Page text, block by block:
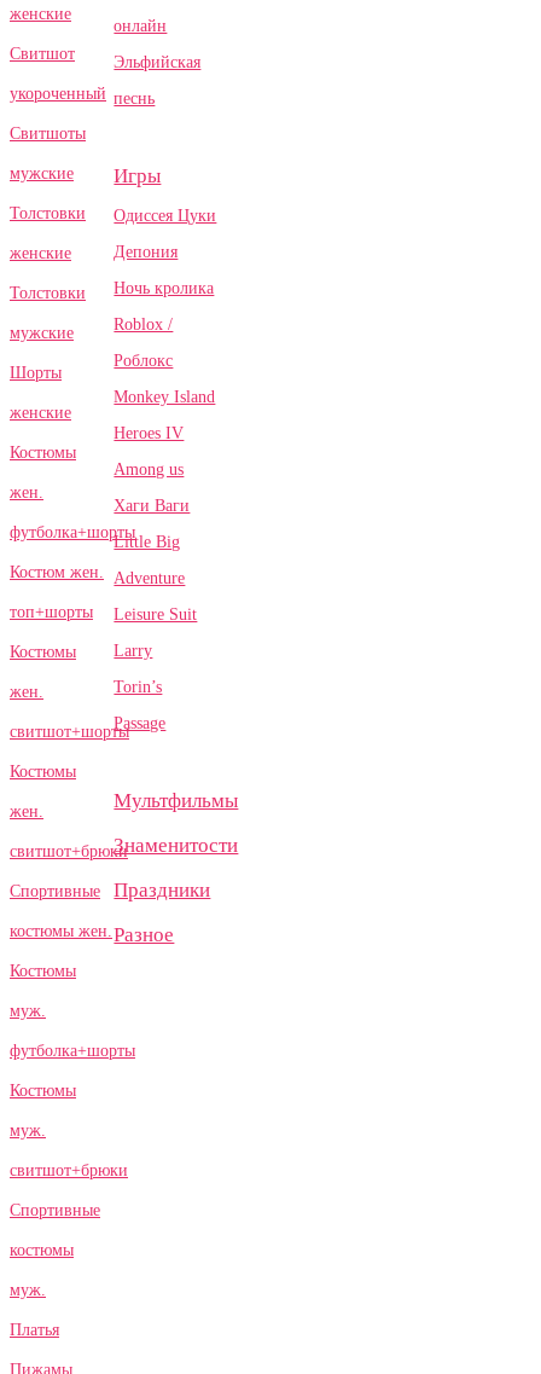
женские
Свитшот
укороченный
Свитшоты
мужские
Толстовки
женские
Толстовки
мужские
Шорты
женские
Костюмы
жен.
футболка+шорты
Костюм жен.
топ+шорты
Костюмы
жен.
свитшот+шорты
Костюмы
жен.
свитшот+брюки
Спортивные
костюмы жен.
Костюмы
муж.
футболка+шорты
Костюмы
муж.
свитшот+брюки
Спортивные
костюмы
муж.
Платья
Пижамы
онлайн
Эльфийская
песнь
Игры
Одиссея Цуки
Депония
Ночь кролика
Roblox /
Роблокс
Monkey Island
Heroes IV
Among us
Хаги Ваги
Little Big
Adventure
Leisure Suit
Larry
Torin’s
Passage
Мультфильмы
Знаменитости
Праздники
Разное